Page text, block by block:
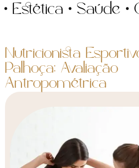
• Saúde •
Nutricionista
Palhoça: Avaliação
Antropométrica